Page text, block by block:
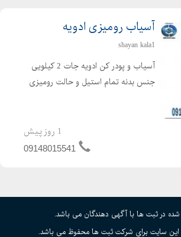
آسیاب رومیزی ادویه
shayan kala1
آسیاب و پودر کن ادویه جات 2 کیلویی
جنس بدنه تمام استیل و حالت رومیزی
امکان پذیر می باشد. جنس تیغه ها
1 روز پیش
09148015541
در ثبت ها با آگهی دهندگان می باشد.
سایت برای شرکت ثبت ها محفوظ می باشد.